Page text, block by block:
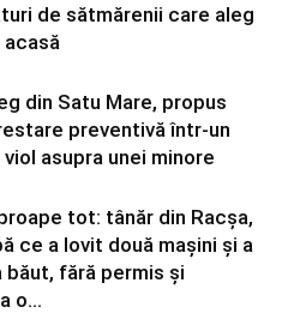
de sătmărenii care aleg
acasă
din Satu Mare, propus
preventivă într-un
asupra unei minore
tot: tânăr din Racșa,
ce a lovit două mașini și a
băut, fără permis și
o...